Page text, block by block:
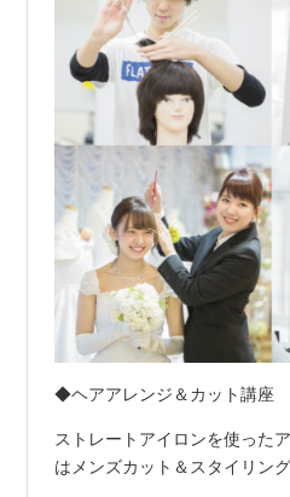
◆ヘアアレンジ＆カット講座
ストレートアイロンを使った
はメンズカット＆スタイリン